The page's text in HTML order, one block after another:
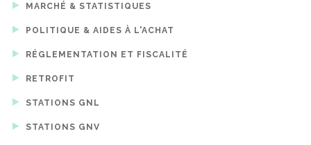
MARCHÉ & STATISTIQUES
POLITIQUE & AIDES À L'ACHAT
RÉGLEMENTATION ET FISCALITÉ
RETROFIT
STATIONS GNL
STATIONS GNV